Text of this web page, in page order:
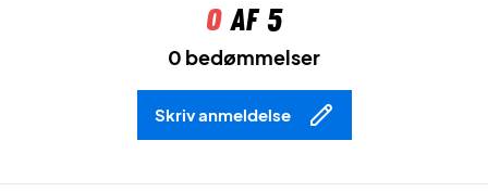
0af 5
0 bedømmelser
Skriv anmeldelse